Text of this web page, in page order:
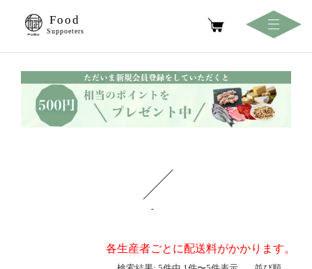
Food
Suppoeters
商品一覧
各生産者ごとに配送料がかかります。